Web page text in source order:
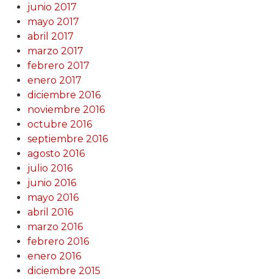
junio 2017
mayo 2017
abril 2017
marzo 2017
febrero 2017
enero 2017
diciembre 2016
noviembre 2016
octubre 2016
septiembre 2016
agosto 2016
julio 2016
junio 2016
mayo 2016
abril 2016
marzo 2016
febrero 2016
enero 2016
diciembre 2015